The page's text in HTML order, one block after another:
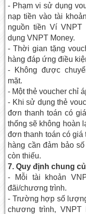
- Phạm vi sử dụng
nạp tiền vào tài
nguồn tiền Ví VNPT
dụng VNPT Money.
- Thời gian tặng
hàng đáp ứng điều
- Không được
mặt.
- Một thẻ voucher chỉ
- Khi sử dụng thẻ
đơn thanh toán có
thống sẽ không hoàn
đơn thanh toán có giá
hàng cần đảm bảo
còn thiếu.
7. Quy định chung
- Mỗi tài khoản
đãi/chương trình.
- Trường hợp số
chương trình, VNPT